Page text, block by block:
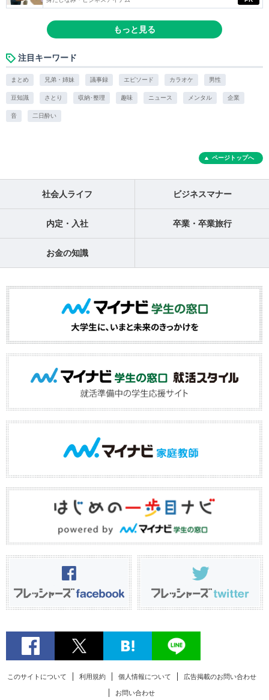
もっと見る
注目キーワード
まとめ 兄弟・姉妹 議事録 エピソード カラオケ 男性
豆知識 さとり 収納･整理 趣味 ニュース メンタル 企業
音 二日酔い
ページトップへ
社会人ライフ ビジネスマナー
内定・入社 卒業・卒業旅行
お金の知識
このサイトについて 利用規約 個人情報について 広告掲載のお問い合わせ
お問い合わせ